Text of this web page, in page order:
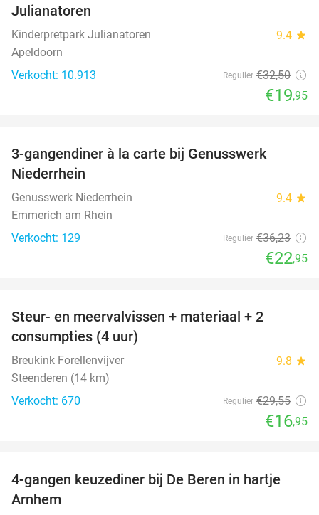
Julianatoren
Kinderpretpark Julianatoren 9.4 star
Apeldoorn
Verkocht: 10.913
Regulier €32,50
€19,95
3-gangendiner à la carte bij Genusswerk
Niederrhein
Genusswerk Niederrhein 9.4 star
Emmerich am Rhein
Verkocht: 129
Regulier €36,23
€22,95
Steur- en meervalvissen + materiaal + 2
consumpties (4 uur)
Breukink Forellenvijver 9.8 star
Steenderen (14 km)
Verkocht: 670
Regulier €29,55
€16,95
46%
4-gangen keuzediner bij De Beren in hartje
Arnhem